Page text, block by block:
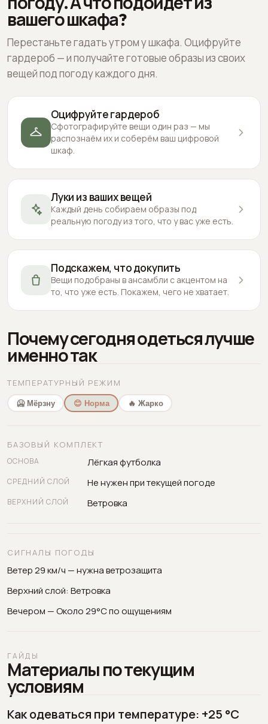
вашего шкафа?
Перестаньте гадать утром у шкафа. Оцифруйте
гардероб — и получайте готовые образы из своих
вещей под погоду каждого дня.
Оцифруйте гардероб
Сфотографируйте вещи один раз — мы
распознаём их и соберём ваш цифровой
шкаф.
Луки из ваших вещей
Каждый день собираем образы под
реальную погоду из того, что у вас уже есть.
Подскажем, что докупить
Вещи подобраны в ансамбли с акцентом на
то, что уже есть. Покажем, чего не хватает.
Почему сегодня одеться лучше
именно так
ТЕМПЕРАТУРНЫЙ РЕЖИМ
🥶 Мёрзну 😊 Норма 🔥 Жарко
БАЗОВЫЙ КОМПЛЕКТ
ОСНОВА Лёгкая футболка
СРЕДНИЙ СЛОЙ Не нужен при текущей погоде
ВЕРХНИЙ СЛОЙ Ветровка
СИГНАЛЫ ПОГОДЫ
Ветер 29 км/ч — нужна ветрозащита
Верхний слой: Ветровка
Вечером — Около 29°C по ощущениям
ГАЙДЫ
Материалы по текущим
условиям
Как одеваться при температуре: +25 °C